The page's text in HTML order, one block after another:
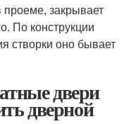
закрывает
По конструкции
створки оно бывает
двери
дверной